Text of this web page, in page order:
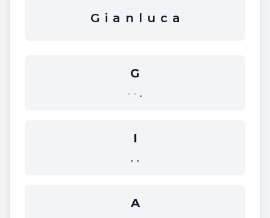
G i a n l u c a
G
--.
I
..
A